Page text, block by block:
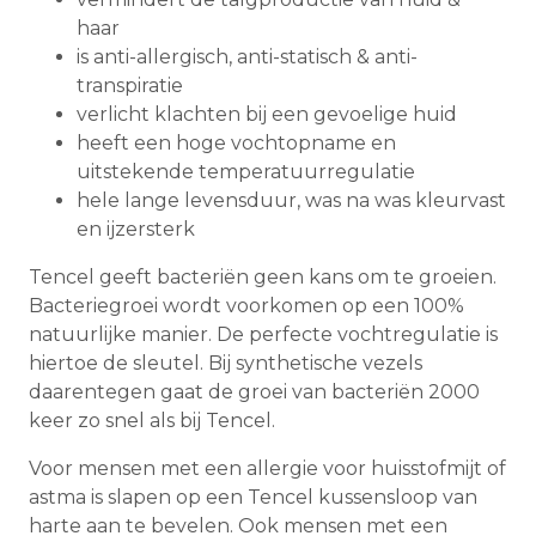
haar
is anti-allergisch, anti-statisch & anti-
transpiratie
verlicht klachten bij een gevoelige huid
heeft een hoge vochtopname en
uitstekende temperatuurregulatie
hele lange levensduur, was na was kleurvast
en ijzersterk
Tencel geeft bacteriën geen kans om te groeien.
Bacteriegroei wordt voorkomen op een 100%
natuurlijke manier. De perfecte vochtregulatie is
hiertoe de sleutel. Bij synthetische vezels
daarentegen gaat de groei van bacteriën 2000
keer zo snel als bij Tencel.
Voor mensen met een allergie voor huisstofmijt of
astma is slapen op een Tencel kussensloop van
harte aan te bevelen. Ook mensen met een